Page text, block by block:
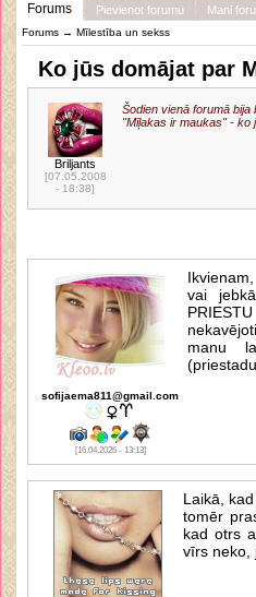
Forums Pievienot forumu Mani
Forums → Mīlestība un sekss
Ko jūs domājat par
Briljants
[07.05.2008
- 18:38]
Šodien vienā forumā
"Mīļakas ir maukas" - ko
sofijaema811@gmail.com
[16.04.2026 - 13:13]
vai
manu
Laikā,
tomēr
kad otrs
vīrs neko,